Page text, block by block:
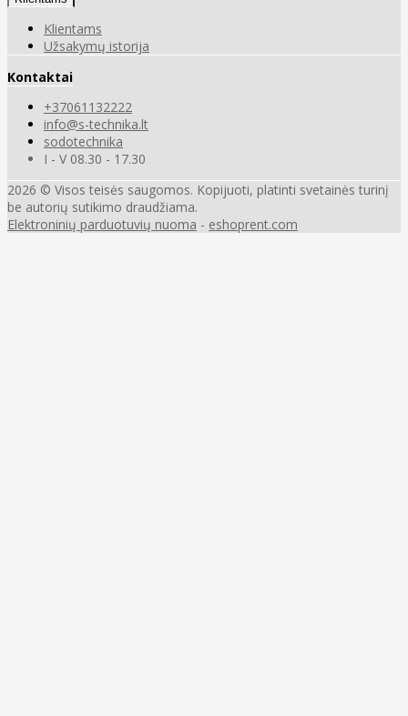
Klientams
Užsakymų istorija
Kontaktai
+37061132222
info@s-technika.lt
sodotechnika
I - V 08.30 - 17.30
2026 © Visos teisės saugomos. Kopijuoti, platinti svetainės turinį
be autorių sutikimo draudžiama.
Elektroninių parduotuvių nuoma - eshoprent.com